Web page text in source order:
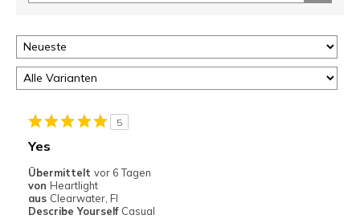
5
Yes
Übermittelt vor 6 Tagen
von Heartlight
aus Clearwater, Fl
Describe Yourself Casual